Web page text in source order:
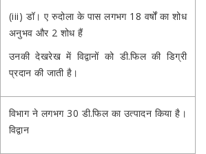
(iii) डॉ। ए रुदोला के पास लगभग 18 वर्षों का शोध
अनुभव और 2 शोध हैं
उनकी देखरेख में विद्वानों को डी.फिल की डिग्री
प्रदान की जाती है।
विभाग ने लगभग 30 डी.फिल का उत्पादन किया है।
विद्वान